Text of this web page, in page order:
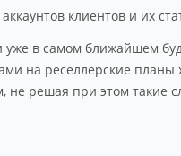
клиентов и их
в самом ближайшем
на реселлерские
не решая при этом такие